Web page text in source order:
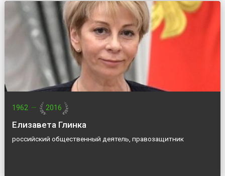
1962 — 2016
Елизавета Глинка
российский общественный деятель, правозащитник